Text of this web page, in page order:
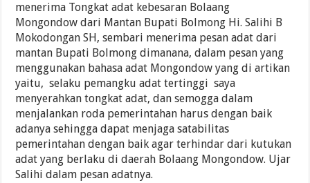
menerima Tongkat adat kebesaran Bolaang
Mongondow dari Mantan Bupati Bolmong Hi. Salihi B
Mokodongan SH, sembari menerima pesan adat dari
mantan Bupati Bolmong dimanana, dalam pesan yang
menggunakan bahasa adat Mongondow yang di artikan
yaitu, selaku pemangku adat tertinggi saya
menyerahkan tongkat adat, dan semogga dalam
menjalankan roda pemerintahan harus dengan baik
adanya sehingga dapat menjaga satabilitas
pemerintahan dengan baik agar terhindar dari kutukan
adat yang berlaku di daerah Bolaang Mongondow. Ujar
Salihi dalam pesan adatnya.